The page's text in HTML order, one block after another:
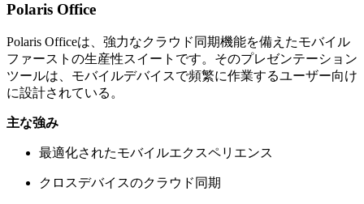
Polaris Office
Polaris Officeは、強力なクラウド同期機能を備えたモバイル
ファーストの生産性スイートです。そのプレゼンテーション
ツールは、モバイルデバイスで頻繁に作業するユーザー向け
に設計されている。
主な強み
最適化されたモバイルエクスペリエンス
クロスデバイスのクラウド同期